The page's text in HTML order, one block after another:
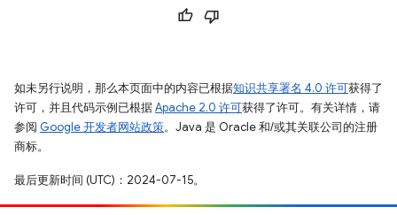
如未另行说明，那么本页面中的内容已根据知识共享署名 4.0 许可获得了
许可，并且代码示例已根据Apache 2.0 许可获得了许可。有关详情，请
参阅 Google 开发者网站政策。Java 是 Oracle 和/或其关联公司的注册
商标。
最后更新时间 (UTC)：2024-07-15。